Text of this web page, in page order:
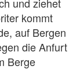
kommt
auf Bergen
die Anfurt
Berge